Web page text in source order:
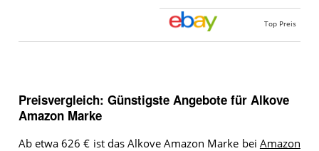
Top Preis
Preisvergleich: Günstigste Angebote für Alkove
Amazon Marke
Ab etwa 626 € ist das Alkove Amazon Marke bei Amazon